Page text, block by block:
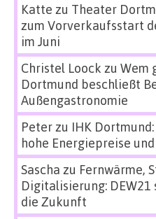
Katte zu Theater
zum Vorverkaufsstart
im Juni
Christel Loock zu Wem
Dortmund beschließt
Außengastronomie
Peterzu IHK
hohe Energiepreise
Sascha zu Fernwärme,
Digitalisierung:
die Zukunft